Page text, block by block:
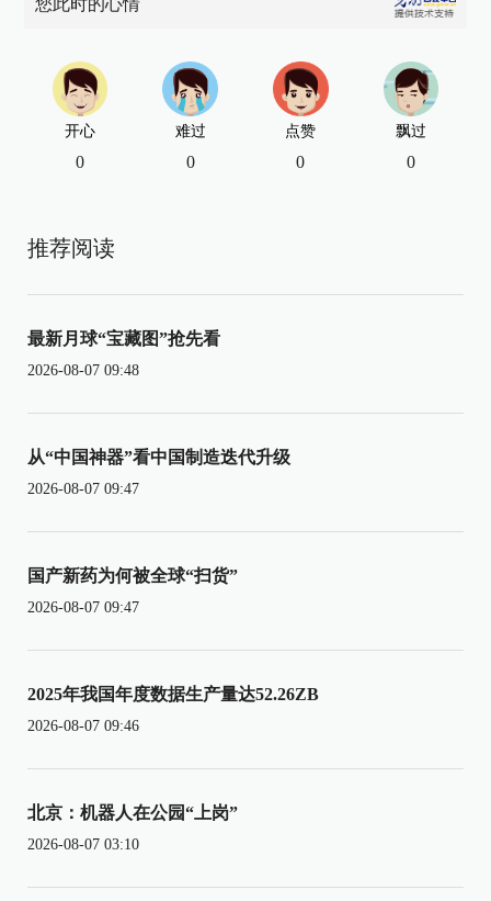
您此时的心情
开心
0
难过
0
点赞
0
飘过
0
推荐阅读
最新月球“宝藏图”抢先看
2026-08-07 09:48
从“中国神器”看中国制造迭代升级
2026-08-07 09:47
国产新药为何被全球“扫货”
2026-08-07 09:47
2025年我国年度数据生产量达52.26ZB
2026-08-07 09:46
北京：机器人在公园“上岗”
2026-08-07 03:10